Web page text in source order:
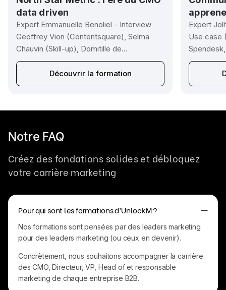
data driven
Expert Emmanuelle Benoliel - Interview
Geoffrey Vion (Contentsquare), Selma
Chauvin (Skill-up), Domitille de...
Découvrir la formation
Expert
Use case
Notre FAQ
Créez des fondations solides et débloquez
votre carrière marketing
Pour qui sont les formations d’UnlockM ?
Nos formations sont pensées par des leaders marketing
pour des leaders marketing (ou ceux en devenir).
Concrètement, nous souhaitons accompagner la carrière
des CMO, Directeur, VP, Head of et responsable
marketing de chaque entreprise B2B.